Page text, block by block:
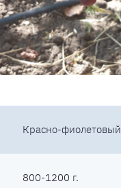
Красно-фиолетовый
800-1200 г.